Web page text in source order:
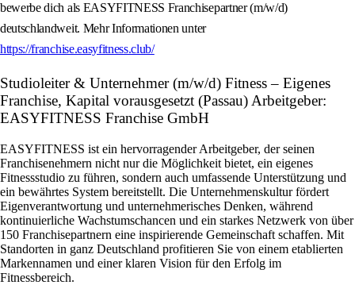
bewerbe dich als EASYFITNESS Franchisepartner (m/w/d)
deutschlandweit. Mehr Informationen unter
https://franchise.easyfitness.club/
Studioleiter & Unternehmer (m/w/d) Fitness – Eigenes
Franchise, Kapital vorausgesetzt (Passau) Arbeitgeber:
EASYFITNESS Franchise GmbH
EASYFITNESS ist ein hervorragender Arbeitgeber, der seinen
Franchisenehmern nicht nur die Möglichkeit bietet, ein eigenes
Fitnessstudio zu führen, sondern auch umfassende Unterstützung und
ein bewährtes System bereitstellt. Die Unternehmenskultur fördert
Eigenverantwortung und unternehmerisches Denken, während
kontinuierliche Wachstumschancen und ein starkes Netzwerk von über
150 Franchisepartnern eine inspirierende Gemeinschaft schaffen. Mit
Standorten in ganz Deutschland profitieren Sie von einem etablierten
Markennamen und einer klaren Vision für den Erfolg im
Fitnessbereich.